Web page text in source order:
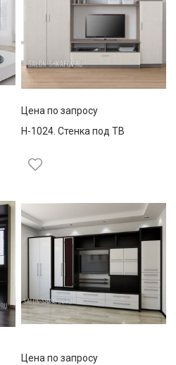
Цена по запросу
Н-1024. Стенка под ТВ
Цена по запросу